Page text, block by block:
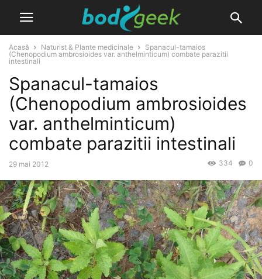
Acasă Naturist & Plante medicinale
Spanacul-tamaios
(Chenopodium ambrosioides var. anthelminticum) combate parazitii
intestinali
Spanacul-tamaios
(Chenopodium ambrosioides
var. anthelminticum)
combate parazitii intestinali
29 mai 2012 0
334